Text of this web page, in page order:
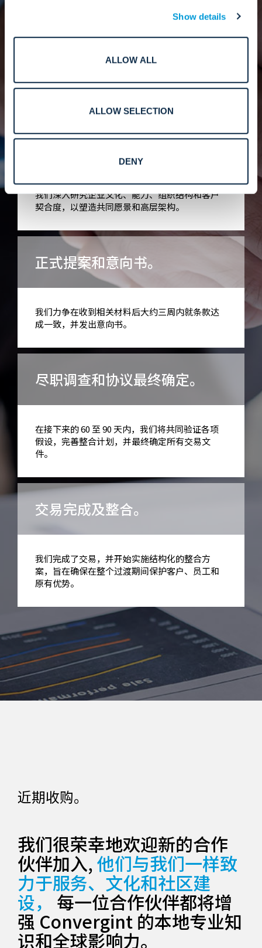
Show details
ALLOW ALL
ALLOW SELECTION
DENY
我们从对话开始，没有硬性承诺，只有好奇心。
续合作。
初步评估和共同愿景。
我们深入研究企业文化、能力、组织结构和客户
契合度，以塑造共同愿景和高层架构。
正式提案和意向书。
我们力争在收到相关材料后大约三周内就条款达
成一致，并发出意向书。
尽职调查和协议最终确定。
在接下来的 60 至 90 天内，我们将共同验证各项
假设，完善整合计划，并最终确定所有交易文
件。
交易完成及整合。
我们完成了交易，并开始实施结构化的整合方
案，旨在确保在整个过渡期间保护客户、员工和
原有优势。
近期收购。
我们很荣幸地欢迎新的合作
伙伴加入,他们与我们一样致
力于服务、文化和社区建
设， 每一位合作伙伴都将增
强 Convergint 的本地专业知
识和全球影响力。